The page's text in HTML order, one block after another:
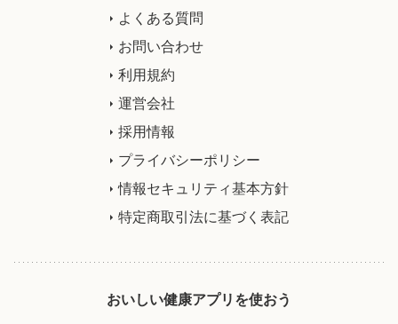
よくある質問
お問い合わせ
利用規約
運営会社
採用情報
プライバシーポリシー
情報セキュリティ基本方針
特定商取引法に基づく表記
おいしい健康アプリを使おう